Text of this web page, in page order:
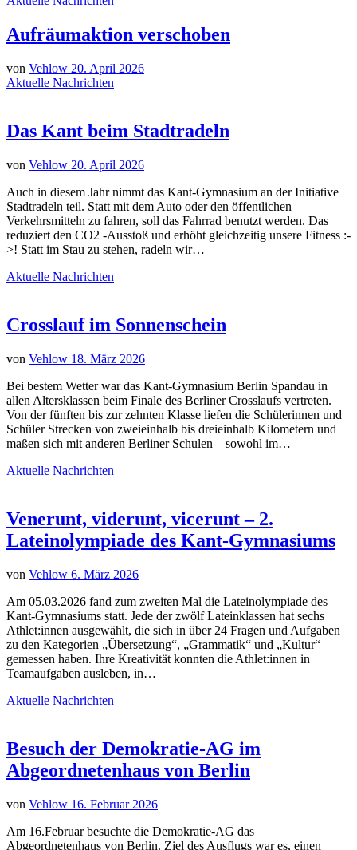
Aufräumaktion verschoben
von Vehlow 20. April 2026
Aktuelle Nachrichten
Das Kant beim Stadtradeln
von Vehlow 20. April 2026
Auch in diesem Jahr nimmt das Kant-Gymnasium an der Initiative
Stadtradeln teil. Statt mit dem Auto oder den öffentlichen
Verkehrsmitteln zu fahren, soll das Fahrrad benutzt werden. Das
reduziert den CO2 -Ausstoß und erhöht gleichzeitig unsere Fitness :-
>! Statt im Stau zu stehen, radeln wir…
Aktuelle Nachrichten
Crosslauf im Sonnenschein
von Vehlow 18. März 2026
Bei bestem Wetter war das Kant-Gymnasium Berlin Spandau in
allen Altersklassen beim Finale des Berliner Crosslaufs vertreten.
Von der fünften bis zur zehnten Klasse liefen die Schülerinnen und
Schüler Strecken von zweieinhalb bis dreieinhalb Kilometern und
maßen sich mit anderen Berliner Schulen – sowohl im…
Aktuelle Nachrichten
Venerunt, viderunt, vicerunt – 2.
Lateinolympiade des Kant-Gymnasiums
von Vehlow 6. März 2026
Am 05.03.2026 fand zum zweiten Mal die Lateinolympiade des
Kant-Gymnasiums statt. Jede der zwölf Lateinklassen hat sechs
Athlet:innen ausgewählt, die sich in über 24 Fragen und Aufgaben
zu den Kategorien „Übersetzung“, „Grammatik“ und „Kultur“
gemessen haben. Ihre Kreativität konnten die Athlet:innen in
Teamaufgaben ausleben, in…
Aktuelle Nachrichten
Besuch der Demokratie-AG im
Abgeordnetenhaus von Berlin
von Vehlow 16. Februar 2026
Am 16.Februar besuchte die Demokratie-AG das
Abgeordnetenhaus von Berlin. Ziel des Ausflugs war es, einen